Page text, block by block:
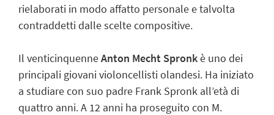
rielaborati in modo affatto personale e talvolta
contraddetti dalle scelte compositive.
Il venticinquenneAnton Mecht Spronkè uno dei
principali giovani violoncellisti olandesi. Ha iniziato
a studiare con suo padre Frank Spronk all’età di
quattro anni. A 12 anni ha proseguito con M.